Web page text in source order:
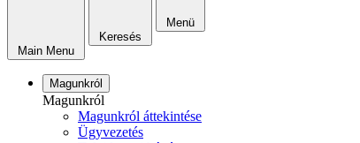
Main Menu
Keresés
Menü
Magunkról
Magunkról
Magunkról áttekintése
Ügyvezetés